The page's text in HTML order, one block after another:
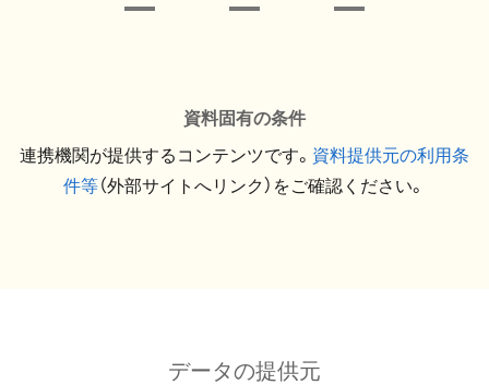
資料固有の条件
連携機関が提供するコンテンツです。 資料提供元の利用条
件等（外部サイトへリンク）をご確認ください。
データの提供元